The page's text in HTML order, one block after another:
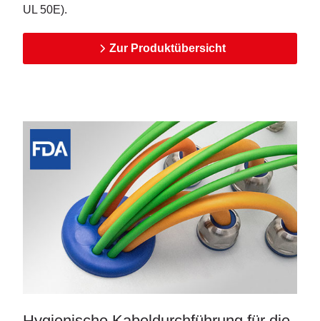
UL 50E).
Zur Produktübersicht